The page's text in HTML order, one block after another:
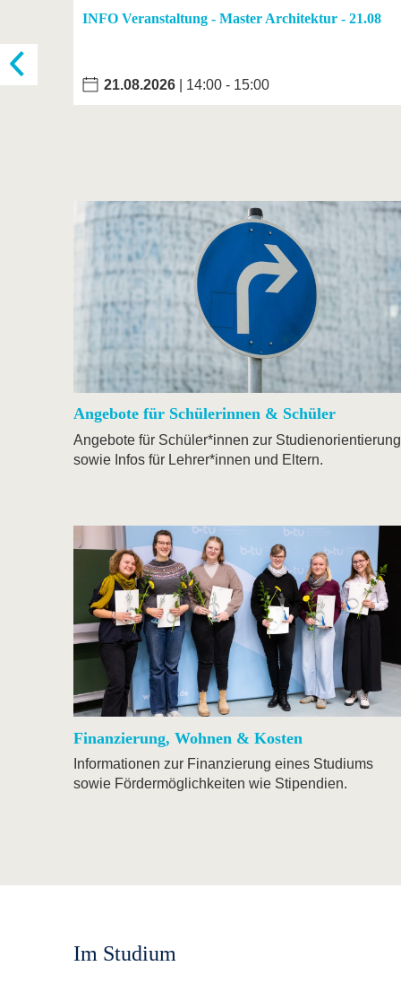
INFO Veranstaltung - Master Architektur - 21.08
21.08.2026 | 14:00 - 15:00
Angebote für Schülerinnen & Schüler
Angebote für Schüler*innen zur Studienorientierung
sowie Infos für Lehrer*innen und Eltern.
Finanzierung, Wohnen & Kosten
Informationen zur Finanzierung eines Studiums
sowie Fördermöglichkeiten wie Stipendien.
Im Studium